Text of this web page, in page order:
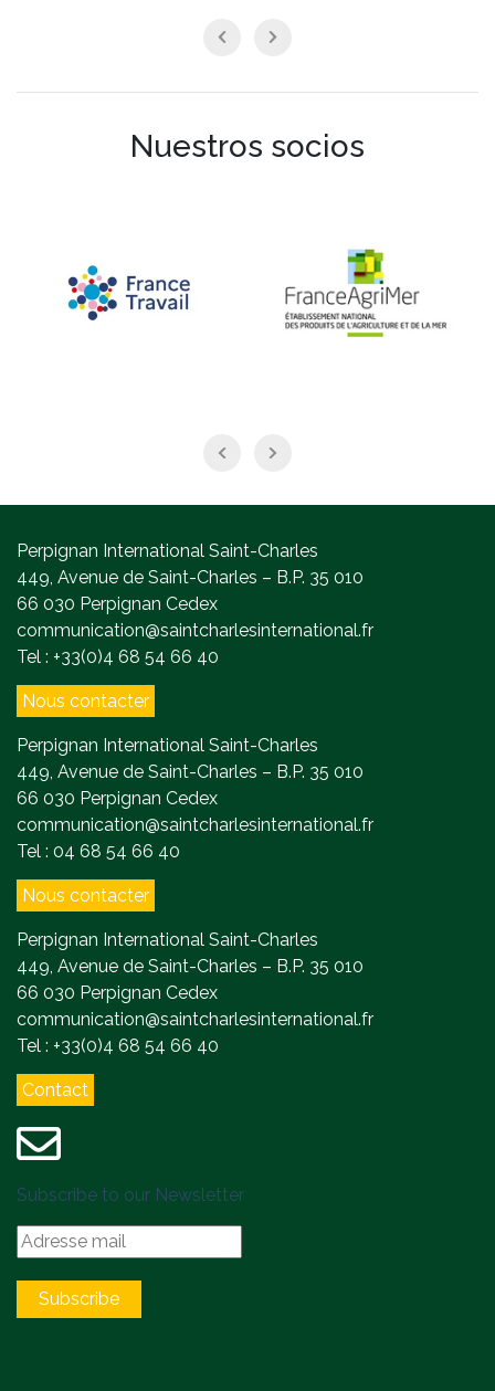
Nuestros socios
Perpignan International Saint-Charles
449, Avenue de Saint-Charles – B.P. 35 010
66 030 Perpignan Cedex
communication@saintcharlesinternational.fr
Tel : +33(0)4 68 54 66 40
Nous contacter
Perpignan International Saint-Charles
449, Avenue de Saint-Charles – B.P. 35 010
66 030 Perpignan Cedex
communication@saintcharlesinternational.fr
Tel : 04 68 54 66 40
Nous contacter
Perpignan International Saint-Charles
449, Avenue de Saint-Charles – B.P. 35 010
66 030 Perpignan Cedex
communication@saintcharlesinternational.fr
Tel : +33(0)4 68 54 66 40
Contact
Subscribe to our Newsletter
Subscribe